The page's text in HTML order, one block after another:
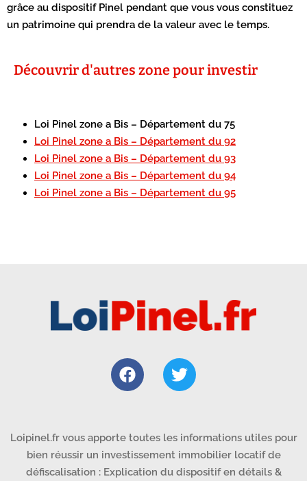
grâce au dispositif Pinel pendant que vous vous constituez
un patrimoine qui prendra de la valeur avec le temps.
Découvrir d'autres zone pour investir
Loi Pinel zone a Bis – Département du 75
Loi Pinel zone a Bis – Département du 92
Loi Pinel zone a Bis – Département du 93
Loi Pinel zone a Bis – Département du 94
Loi Pinel zone a Bis – Département du 95
Loipinel.fr vous apporte toutes les informations utiles pour
bien réussir un investissement immobilier locatif de
défiscalisation : Explication du dispositif en détails &